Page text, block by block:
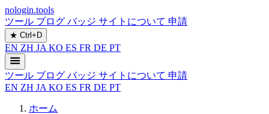
nologin.tools
ツール ブログ バッジ サイトについて 申請
★ Ctrl+D
EN ZH JA KO ES FR DE PT
ツール ブログ バッジ サイトについて 申請
EN ZH JA KO ES FR DE PT
ホーム